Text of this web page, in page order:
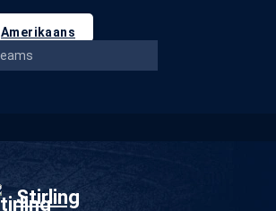
Amerikaans
Stirling